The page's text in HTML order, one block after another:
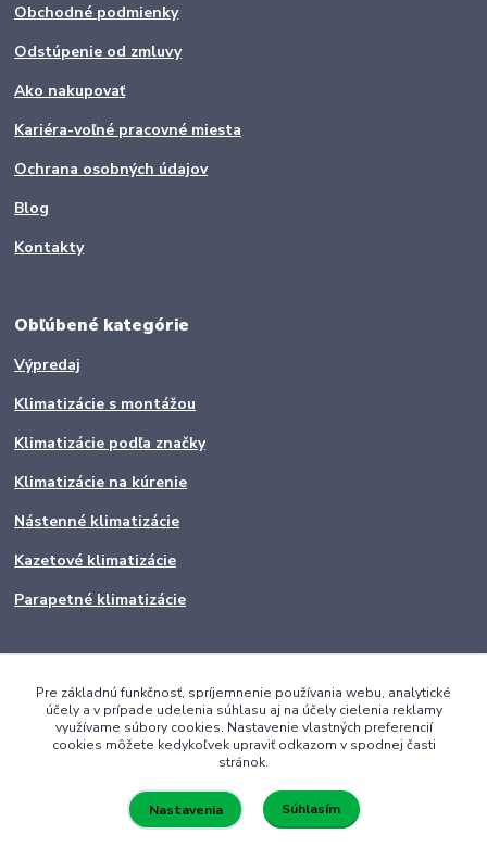
Obchodné podmienky
Odstúpenie od zmluvy
Ako nakupovať
Kariéra-voľné pracovné miesta
Ochrana osobných údajov
Blog
Kontakty
Obľúbené kategórie
Výpredaj
Klimatizácie s montážou
Klimatizácie podľa značky
Klimatizácie na kúrenie
Nástenné klimatizácie
Kazetové klimatizácie
Parapetné klimatizácie
Pre základnú funkčnosť, spríjemnenie používania webu, analytické
účely a v prípade udelenia súhlasu aj na účely cielenia reklamy
využívame súbory cookies. Nastavenie vlastných preferencií
cookies môžete kedykoľvek upraviť odkazom v spodnej časti
stránok.
Nastavenia Súhlasím